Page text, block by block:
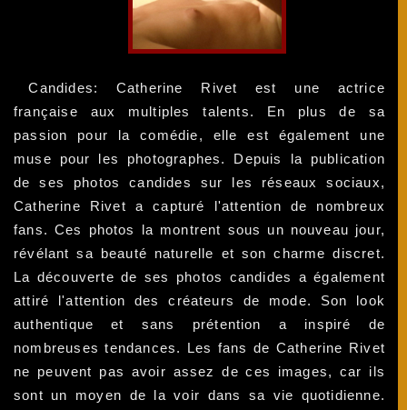
Candides: Catherine Rivet est une actrice
française aux multiples talents. En plus de sa
passion pour la comédie, elle est également une
muse pour les photographes. Depuis la publication
de ses photos candides sur les réseaux sociaux,
Catherine Rivet a capturé l'attention de nombreux
fans. Ces photos la montrent sous un nouveau jour,
révélant sa beauté naturelle et son charme discret.
La découverte de ses photos candides a également
attiré l'attention des créateurs de mode. Son look
authentique et sans prétention a inspiré de
nombreuses tendances. Les fans de Catherine Rivet
ne peuvent pas avoir assez de ces images, car ils
sont un moyen de la voir dans sa vie quotidienne.